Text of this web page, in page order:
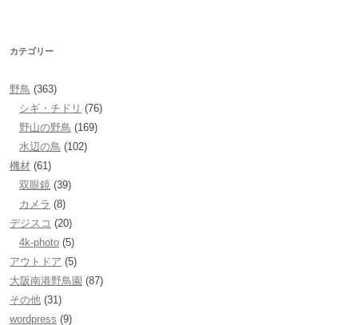
カテゴリー
野鳥 (363)
シギ・チドリ (76)
野山の野鳥 (169)
水辺の鳥 (102)
機材 (61)
双眼鏡 (39)
カメラ (8)
デジスコ (20)
4k-photo (5)
アウトドア (5)
大阪南港野鳥園 (87)
その他 (31)
wordpress (9)